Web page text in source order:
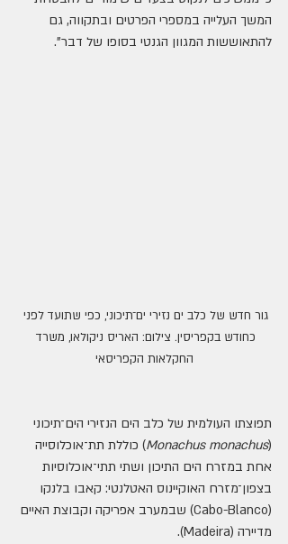
המשך העלייה במספרי הפרטים ובתקווה, גם
להתאוששות המגוון הגנטי בסופו של דבר".
גור חדש של כלב ים נזירי ים־תיכוני, כפי שתועד לפני
כחודש בקפריסין. צילום: האריס ניקולאו, משרד
החקלאות הקפריסאי
תפוצתו העולמית של כלב הים הנזירי הים־תיכוני
(
Monachus monachus) כוללת תת־אוכלוסייה
אחת במזרח הים התיכון ושתי תתי־אוכלוסיות
בצפון־מזרח האוקיינוס האטלנטי: קאבו בלנקו
(Cabo-Blanco) שבמערב אפריקה וקבוצת האיים
מדיירה (Madeira).